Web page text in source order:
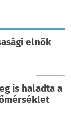
elnök
is haladta a